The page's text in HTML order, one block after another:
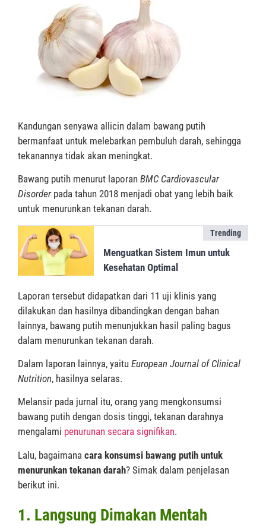
Kandungan senyawa allicin dalam bawang putih
bermanfaat untuk melebarkan pembuluh darah, sehingga
tekanannya tidak akan meningkat.
Bawang putih menurut laporan BMC Cardiovascular
Disorderpada tahun 2018 menjadi obat yang lebih baik
untuk menurunkan tekanan darah.
Trending
Menguatkan Sistem Imun untuk
Kesehatan Optimal
Laporan tersebut didapatkan dari 11 uji klinis yang
dilakukan dan hasilnya dibandingkan dengan bahan
lainnya, bawang putih menunjukkan hasil paling bagus
dalam menurunkan tekanan darah.
Dalam laporan lainnya, yaitu European Journal of Clinical
Nutrition, hasilnya selaras.
Melansir pada jurnal itu, orang yang mengkonsumsi
bawang putih dengan dosis tinggi, tekanan darahnya
mengalami penurunan secara signifikan.
Lalu, bagaimana cara konsumsi bawang putih untuk
menurunkan tekanan darah? Simak dalam penjelasan
berikut ini.
1. Langsung Dimakan Mentah